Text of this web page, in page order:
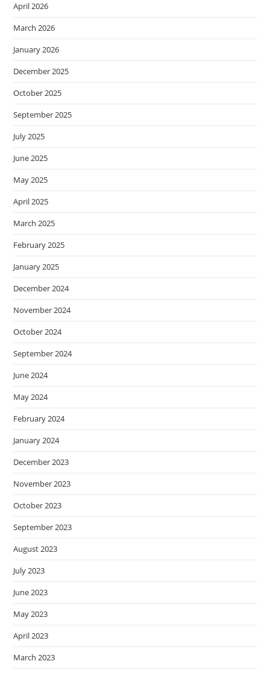
April 2026
March 2026
January 2026
December 2025
October 2025
September 2025
July 2025
June 2025
May 2025
April 2025
March 2025
February 2025
January 2025
December 2024
November 2024
October 2024
September 2024
June 2024
May 2024
February 2024
January 2024
December 2023
November 2023
October 2023
September 2023
August 2023
July 2023
June 2023
May 2023
April 2023
March 2023